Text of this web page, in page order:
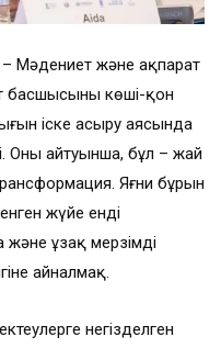
Мәдениет және ақпарат
басшысының көші-қон
іске асыру аясында
Оның айтуынша, бұл – жай
Яғни бұрын
жүйе енді
ұзақ мерзімді
айналмақ.
негізделген